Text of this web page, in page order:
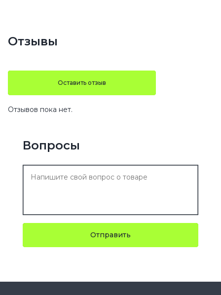
Отзывы
Оставить отзыв
Отзывов пока нет.
Вопросы
Отправить